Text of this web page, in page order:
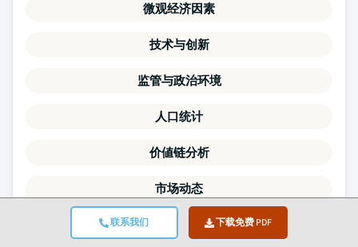
联系我们 下载免费 PDF
微观经济因素
技术与创新
监管与政治环境
人口统计
价値链分析
市场动态
波特尔五力模型